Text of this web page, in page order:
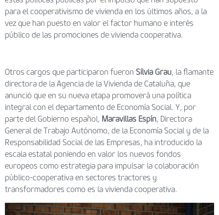
para el cooperativismo de vivienda en los últimos años, a la
vez que han puesto en valor el factor humano e interés
público de las promociones de vivienda cooperativa.
Otros cargos que participaron fueron Sílvia Grau, la flamante
directora de la Agencia de la Vivienda de Cataluña, que
anunció que en su nueva etapa promoverá una política
integral con el departamento de Economía Social. Y, por
parte del Gobierno español, Maravillas Espín, Directora
General de Trabajo Autónomo, de la Economía Social y de la
Responsabilidad Social de las Empresas, ha introducido la
escala estatal poniendo en valor los nuevos fondos
europeos como estrategia para impulsar la colaboración
público-cooperativa en sectores tractores y
transformadores como es la vivienda cooperativa.